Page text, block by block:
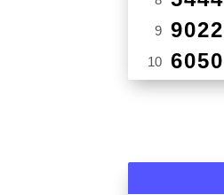
9 9022
10 6050